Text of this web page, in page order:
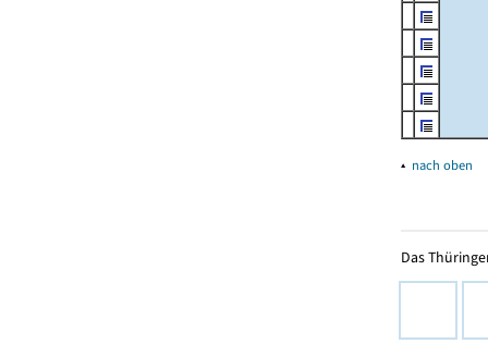
▴ nach oben
Das